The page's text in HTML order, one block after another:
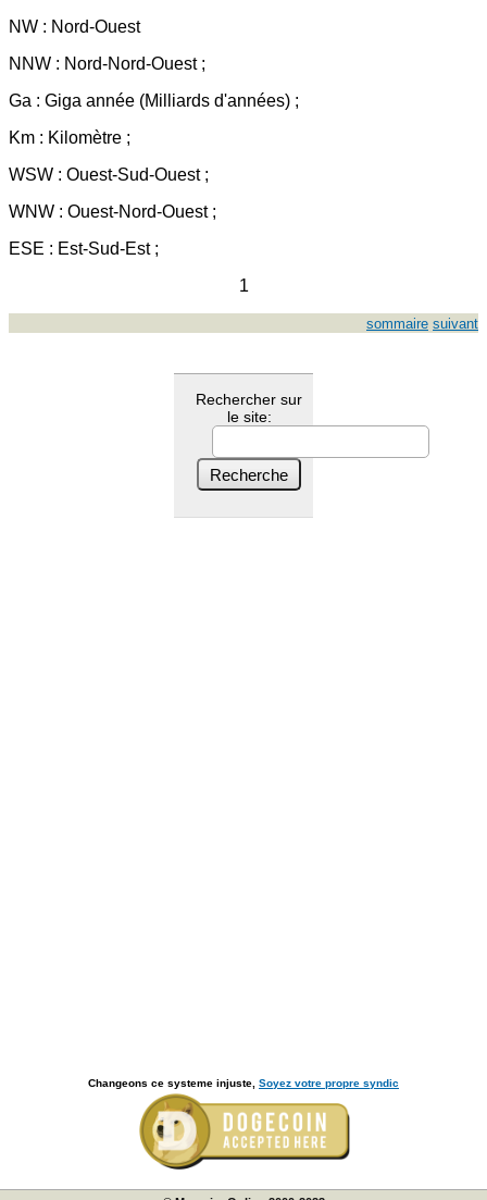
NW : Nord-Ouest
NNW : Nord-Nord-Ouest ;
Ga : Giga année (Milliards d'années) ;
Km : Kilomètre ;
WSW : Ouest-Sud-Ouest ;
WNW : Ouest-Nord-Ouest ;
ESE : Est-Sud-Est ;
1
sommaire suivant
Rechercher sur
le site:
Changeons ce systeme injuste, Soyez votre propre syndic